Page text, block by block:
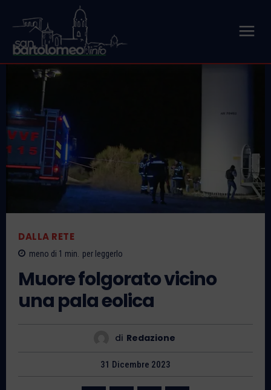
DALLA RETE
meno di 1 min. per leggerlo
Muore folgorato vicino
una pala eolica
di Redazione
31 Dicembre 2023